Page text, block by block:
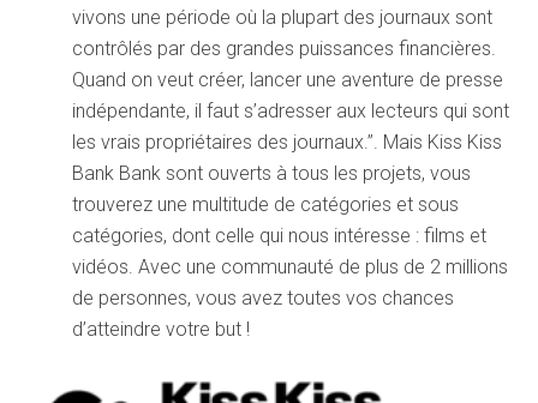
vivons une période où la plupart des journaux sont
contrôlés par des grandes puissances financières.
Quand on veut créer, lancer une aventure de presse
indépendante, il faut s’adresser aux lecteurs qui sont
les vrais propriétaires des journaux.’’. Mais Kiss Kiss
Bank Bank sont ouverts à tous les projets, vous
trouverez une multitude de catégories et sous
catégories, dont celle qui nous intéresse : films et
vidéos. Avec une communauté de plus de 2 millions
de personnes, vous avez toutes vos chances
d’atteindre votre but !